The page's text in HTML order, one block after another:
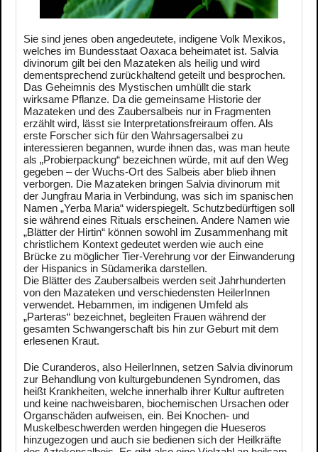
Sie sind jenes oben angedeutete, indigene Volk Mexikos,
welches im Bundesstaat Oaxaca beheimatet ist. Salvia
divinorum gilt bei den Mazateken als heilig und wird
dementsprechend zurückhaltend geteilt und besprochen.
Das Geheimnis des Mystischen umhüllt die stark
wirksame Pflanze. Da die gemeinsame Historie der
Mazateken und des Zaubersalbeis nur in Fragmenten
erzählt wird, lässt sie Interpretationsfreiraum offen. Als
erste Forscher sich für den Wahrsagersalbei zu
interessieren begannen, wurde ihnen das, was man heute
als „Probierpackung“ bezeichnen würde, mit auf den Weg
gegeben – der Wuchs-Ort des Salbeis aber blieb ihnen
verborgen. Die Mazateken bringen Salvia divinorum mit
der Jungfrau Maria in Verbindung, was sich im spanischen
Namen „Yerba Maria“ widerspiegelt. Schutzbedürftigen soll
sie während eines Rituals erscheinen. Andere Namen wie
„Blätter der Hirtin“ können sowohl im Zusammenhang mit
christlichem Kontext gedeutet werden wie auch eine
Brücke zu möglicher Tier-Verehrung vor der Einwanderung
der Hispanics in Südamerika darstellen.
Die Blätter des Zaubersalbeis werden seit Jahrhunderten
von den Mazateken und verschiedensten HeilerInnen
verwendet. Hebammen, im indigenen Umfeld als
„Parteras“ bezeichnet, begleiten Frauen während der
gesamten Schwangerschaft bis hin zur Geburt mit dem
erlesenen Kraut.
Die Curanderos, also HeilerInnen, setzen Salvia divinorum
zur Behandlung von kulturgebundenen Syndromen, das
heißt Krankheiten, welche innerhalb ihrer Kultur auftreten
und keine nachweisbaren, biochemischen Ursachen oder
Organschäden aufweisen, ein. Bei Knochen- und
Muskelbeschwerden werden hingegen die Hueseros
hinzugezogen und auch sie bedienen sich der Heilkräfte